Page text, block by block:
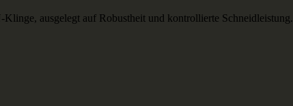
ausgelegt auf Robustheit und kontrollierte Schneidleistung.